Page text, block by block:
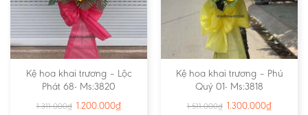
Kệ hoa khai trương – Lộc
Phát 68- Ms:3820
1.311.000₫ 1.200.000₫
Kệ hoa khai trương – Phú
Quý 01- Ms:3818
1.511.000₫ 1.300.000₫